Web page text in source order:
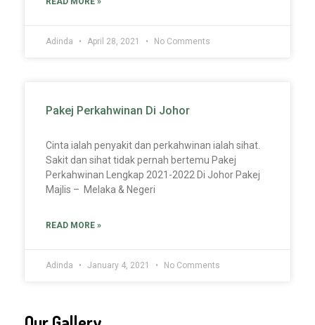
Adinda April 28, 2021 No Comments
Pakej Perkahwinan Di Johor
Cinta ialah penyakit dan perkahwinan ialah sihat.
Sakit dan sihat tidak pernah bertemu Pakej
Perkahwinan Lengkap 2021-2022 Di Johor Pakej
Majlis – Melaka & Negeri
READ MORE »
Adinda January 4, 2021 No Comments